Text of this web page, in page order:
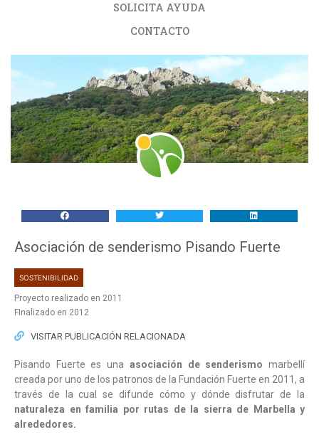
SOLICITA AYUDA
CONTACTO
Asociación de senderismo Pisando Fuerte
SOSTENIBILIDAD
Proyecto realizado en 2011
FInalizado en 2012
VISITAR PUBLICACIÓN RELACIONADA
Pisando Fuerte es una asociación de senderismo marbellí
creada por uno de los patronos de la Fundación Fuerte en 2011, a
través de la cual se difunde cómo y dónde disfrutar de la
naturaleza en familia por rutas de la sierra de Marbella y
alrededores.